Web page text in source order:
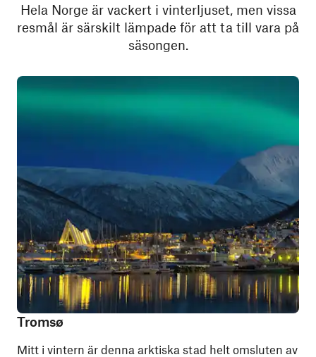
Hela Norge är vackert i vinterljuset, men vissa
resmål är särskilt lämpade för att ta till vara på
säsongen.
Tromsø
Mitt i vintern är denna arktiska stad helt omsluten av